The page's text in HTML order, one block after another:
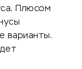
Плюсом
варианты.